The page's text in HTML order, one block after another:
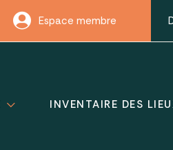
Espace membre
INVENTAIRE DES